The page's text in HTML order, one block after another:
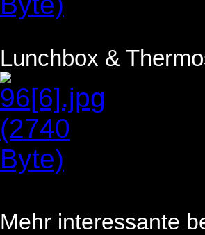
Lunchbox &
Mehr interessante